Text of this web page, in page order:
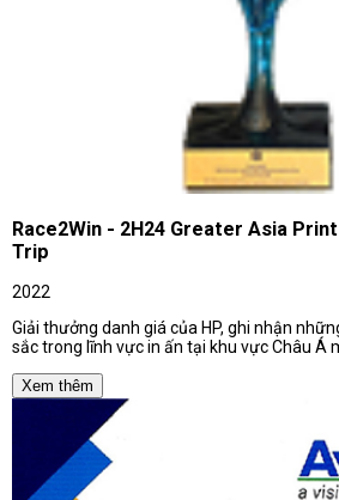
Race2Win - 2H24 Greater Asia
Trip
2022
Giải thưởng danh giá của HP, ghi nhận
sắc trong lĩnh vực in ấn tại khu vực Châu Á
Xem thêm